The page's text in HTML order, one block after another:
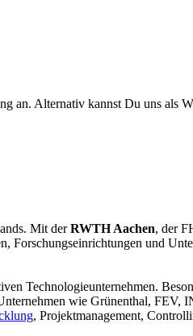
Alternativ kannst Du uns als
Mit derRWTH Aachen, der
und
Technologieunternehmen.
wie Grünenthal, FEV,
, Projektmanagement,